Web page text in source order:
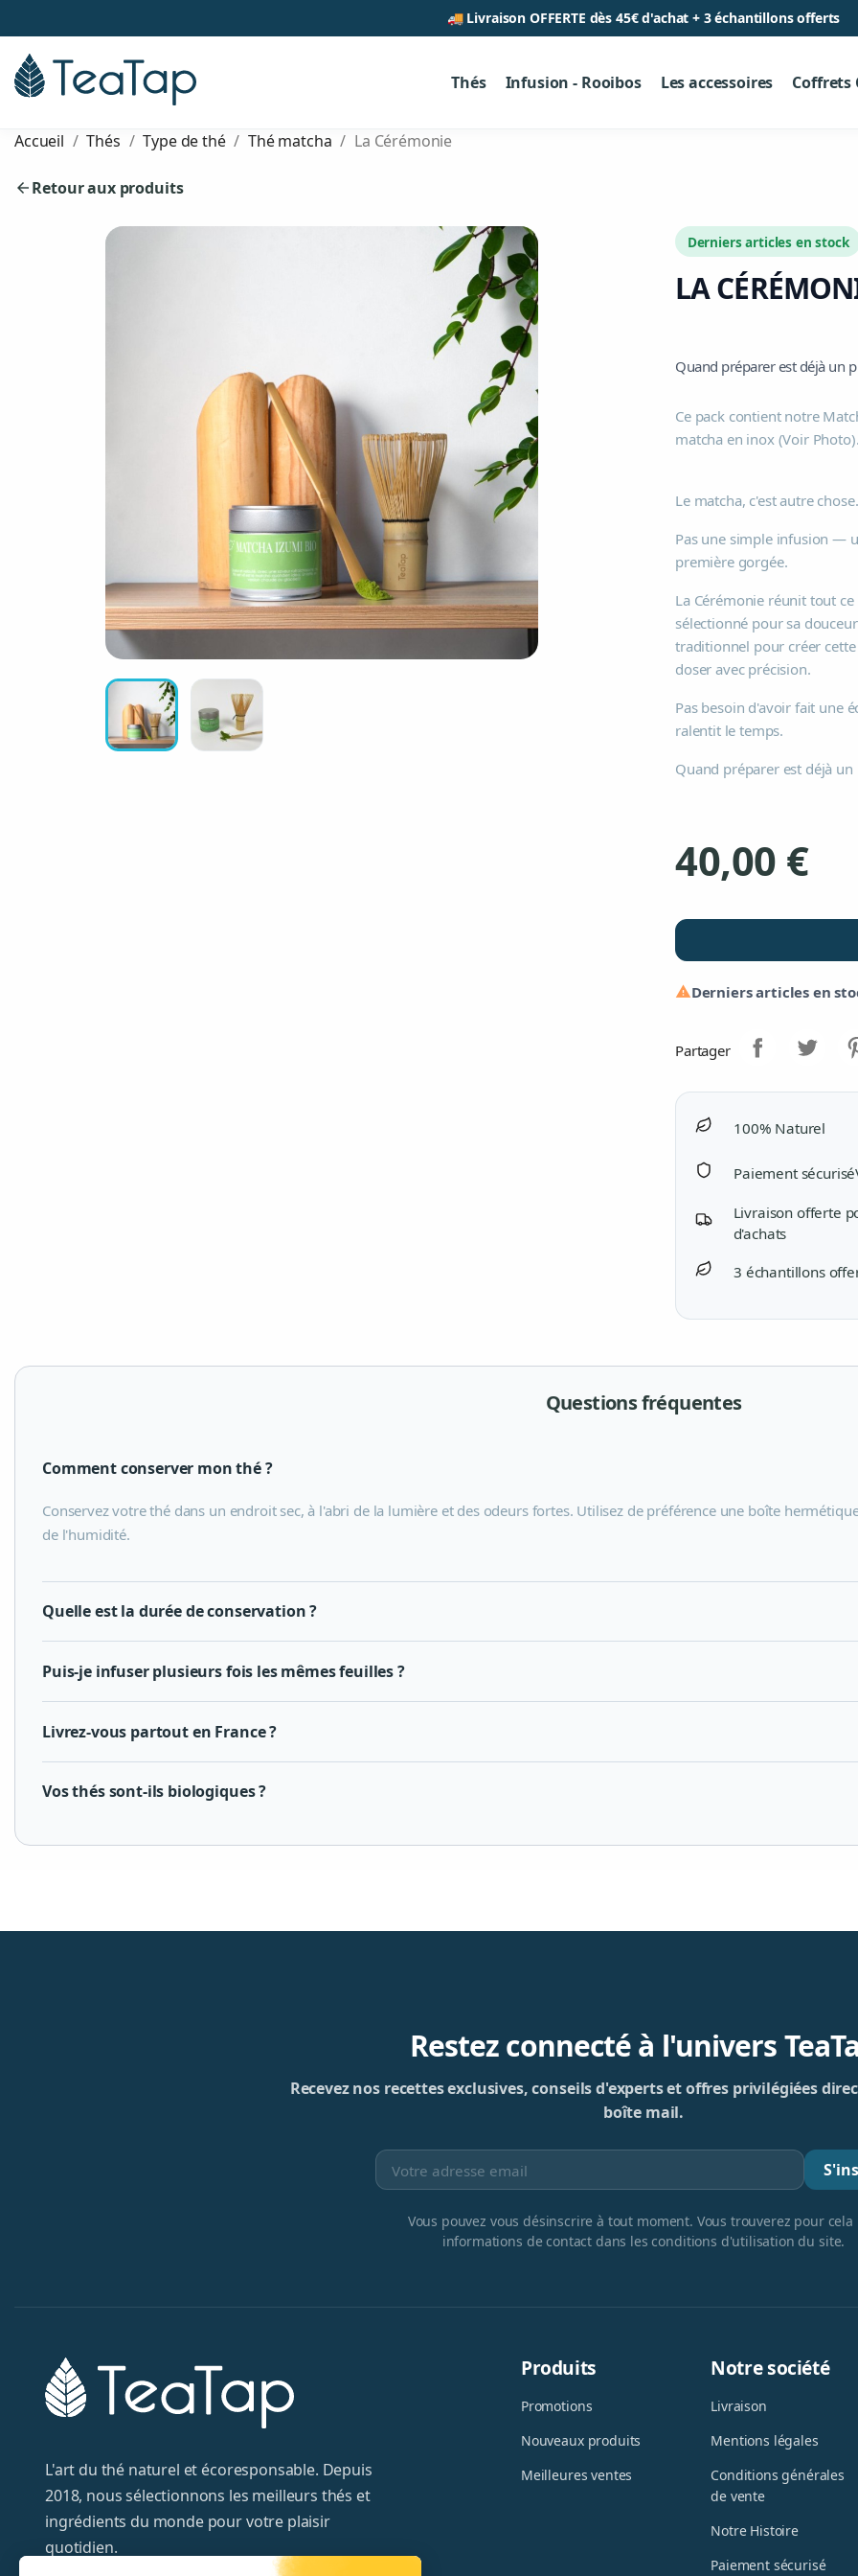
🚚 Livraison OFFERTE dès 45€ d'achat + 3 échantillons offerts
Thés Infusion - Rooibos Les accessoires Coffrets
Accueil Thés Type de thé Thé matcha La Cérémonie
arrow_back Retour aux produits
Derniers articles en stock
LA
Quand préparer est déjà un
Ce pack contient notre
matcha en inox (Voir Photo).
Le matcha, c'est autre chose.
Pas une simple infusion —
première gorgée.
La Cérémonie réunit tout
sélectionné pour sa
traditionnel pour créer
doser avec précision.
Pas besoin d'avoir fait une
ralentit le temps.
Quand préparer est déjà un
40,00 €
Derniers articles en
Partager
100% Naturel
Paiement sécurisé
Livraison offerte
d'achats
3 échantillons
Questions fréquentes
Comment conserver mon thé ?
Conservez votre thé dans un endroit sec, à l'abri de la lumière et des odeurs fortes. Utilisez de préférence une boîte
de l'humidité.
Quelle est la durée de conservation ?
Puis-je infuser plusieurs fois les mêmes feuilles ?
Livrez-vous partout en France ?
Vos thés sont-ils biologiques ?
Restez connecté à l'univers
Recevez nos recettes exclusives, conseils d'experts et offres privilégiées
boîte mail.
Vous pouvez vous désinscrire à tout moment. Vous trouverez pour cela
informations de contact dans les conditions d'utilisation du site.
L'art du thé naturel et écoresponsable. Depuis
2018, nous sélectionnons les meilleurs thés et
ingrédients du monde pour votre plaisir
quotidien.
Produits
Promotions
Nouveaux produits
Meilleures ventes
Notre société
Livraison
Mentions légales
Conditions générales
de vente
Notre Histoire
Paiement sécurisé